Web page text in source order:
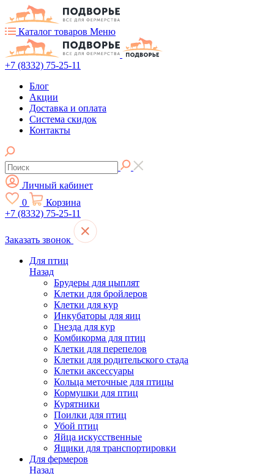
Каталог товаров Меню
+7 (8332) 75-25-11
Блог
Акции
Доставка и оплата
Система скидок
Контакты
Личный кабинет
0
Корзина
+7 (8332) 75-25-11
Заказать звонок
Для птиц
Назад
Брудеры для цыплят
Клетки для бройлеров
Клетки для кур
Инкубаторы для яиц
Гнезда для кур
Комбикорма для птиц
Клетки для перепелов
Клетки для родительского стада
Клетки аксессуары
Кольца меточные для птицы
Кормушки для птиц
Курятники
Поилки для птиц
Убой птиц
Яйца искусственные
Ящики для транспортировки
Для фермеров
Назад